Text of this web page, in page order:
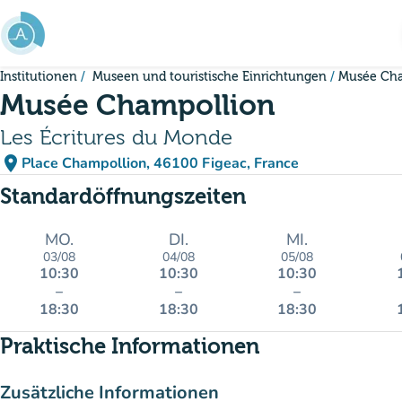
Gehe zum Hauptinhalt
Institutionen Museen und touristische Einrichtungen Musée
Musée Champollion
Les Écritures du Monde
place Place Champollion, 46100 Figeac, France
(in Google Maps öffnen)
(new tab)
Standardöffnungszeiten
MO.
03/08
10:30
–
18:30
DI.
04/08
10:30
–
18:30
MI.
05/08
10:30
–
18:30
Praktische Informationen
Zusätzliche Informationen